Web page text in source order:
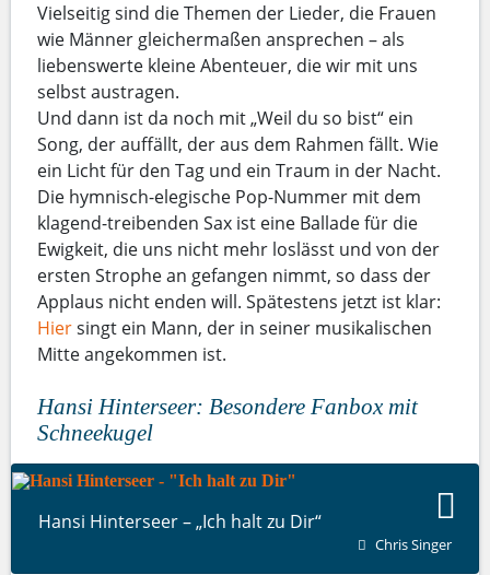
Vielseitig sind die Themen der Lieder, die Frauen
wie Männer gleichermaßen ansprechen – als
liebenswerte kleine Abenteuer, die wir mit uns
selbst austragen.
Und dann ist da noch mit „Weil du so bist“ ein
Song, der auffällt, der aus dem Rahmen fällt. Wie
ein Licht für den Tag und ein Traum in der Nacht.
Die hymnisch-elegische Pop-Nummer mit dem
klagend-treibenden Sax ist eine Ballade für die
Ewigkeit, die uns nicht mehr loslässt und von der
ersten Strophe an gefangen nimmt, so dass der
Applaus nicht enden will. Spätestens jetzt ist klar:
Hiersingt ein Mann, der in seiner musikalischen
Mitte angekommen ist.
Hansi Hinterseer: Besondere Fanbox mit
Schneekugel
Hansi Hinterseer – „Ich halt zu Dir“
Chris Singer